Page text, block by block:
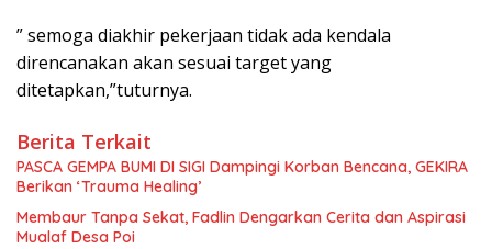
” semoga diakhir pekerjaan tidak ada kendala
direncanakan akan sesuai target yang
ditetapkan,”tuturnya.
Berita Terkait
PASCA GEMPA BUMI DI SIGI Dampingi Korban Bencana, GEKIRA
Berikan ‘Trauma Healing’
Membaur Tanpa Sekat, Fadlin Dengarkan Cerita dan Aspirasi
Mualaf Desa Poi